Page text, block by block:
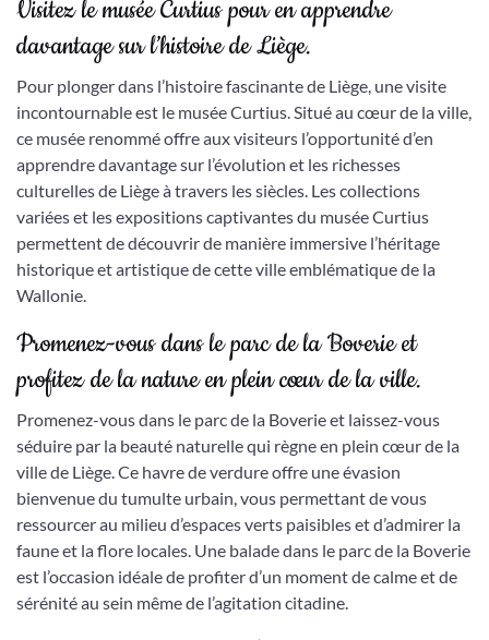
Visitez le musée Curtius pour en apprendre
davantage sur l’histoire de Liège.
Pour plonger dans l’histoire fascinante de Liège, une visite
incontournable est le musée Curtius. Situé au cœur de la ville,
ce musée renommé offre aux visiteurs l’opportunité d’en
apprendre davantage sur l’évolution et les richesses
culturelles de Liège à travers les siècles. Les collections
variées et les expositions captivantes du musée Curtius
permettent de découvrir de manière immersive l’héritage
historique et artistique de cette ville emblématique de la
Wallonie.
Promenez-vous dans le parc de la Boverie et
profitez de la nature en plein cœur de la ville.
Promenez-vous dans le parc de la Boverie et laissez-vous
séduire par la beauté naturelle qui règne en plein cœur de la
ville de Liège. Ce havre de verdure offre une évasion
bienvenue du tumulte urbain, vous permettant de vous
ressourcer au milieu d’espaces verts paisibles et d’admirer la
faune et la flore locales. Une balade dans le parc de la Boverie
est l’occasion idéale de profiter d’un moment de calme et de
sérénité au sein même de l’agitation citadine.